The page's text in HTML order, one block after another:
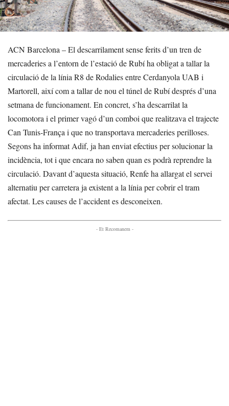
ACN Barcelona – El descarrilament sense ferits d’un tren de
mercaderies a l’entorn de l’estació de Rubí ha obligat a tallar la
circulació de la línia R8 de Rodalies entre Cerdanyola UAB i
Martorell, així com a tallar de nou el túnel de Rubí després d’una
setmana de funcionament. En concret, s’ha descarrilat la
locomotora i el primer vagó d’un comboi que realitzava el trajecte
Can Tunis-França i que no transportava mercaderies perilloses.
Segons ha informat Adif, ja han enviat efectius per solucionar la
incidència, tot i que encara no saben quan es podrà reprendre la
circulació. Davant d’aquesta situació, Renfe ha allargat el servei
alternatiu per carretera ja existent a la línia per cobrir el tram
afectat. Les causes de l’accident es desconeixen.
- Et Recomanem -